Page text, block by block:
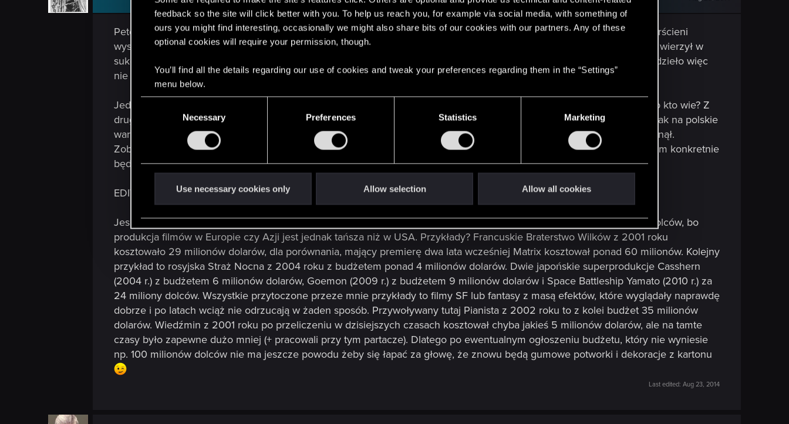
feedback so the site will click better with you. To help us reach you, for example via social media, with something of
ours you might find interesting, occasionally we might also share bits of our cookies with our partners. Any of these
optional cookies will require your permission, though.
You’ll find all the details regarding our use of cookies and tweak your preferences regarding them in the “Settings”
menu below.
e
l
c
t
o
n
Necessary Preferences Statistics Marketing
Use necessary cookies only Allow selection Allow all cookies
Peter Jackson przed Drużyną Pierścienia kręcił głównie obleśne horrorki komediowe, a jednak ekranizacja Władcy Pierścieni
wyszła naprawdę dobrze i przy okazji zgarnęła sporo Oscarów. Czy kiedy ogłoszono nazwisko reżysera każdy od razu wierzył w
sukces czy raczej "Peter Jackson? A kto to kurna jest?!"
Zawsze musi być ten pierwszy raz kiedy się zrobi większe dzieło więc
nie można od razu z góry zakładać najgorszego.
Jedyny problem jaki tu widzę to budżet, aczkolwiek jeśli postawią na produkcję międzynarodową, a nie stricte polską to kto wie? Z
drugiej strony, kiedyś Patryk Vega przymierzał się do ekranizacji Thorgala, budżet miał być ponoć spory (60 mln zł co jak na polskie
warunki jest niezłą sumką), film miał być anglojęzyczny z Clivem Owenem w roli głównej i nagle o projekcie słuch zaginął.
Zobaczymy pod koniec roku, wtedy mają być jakieś pierwsze konkrety na temat Wiedźmina. Może dowiemy się na czym konkretnie
będą bazować, kto zagra i w jakim języku oraz ile udało się wydoić kasy od inwestorów?
EDIT
Jeszcze taka jedna uwaga odnośnie budżetu po przemyśleniu. Większy budżet nie oznacza wcale kilkuset milionów dolców, bo
produkcja filmów w Europie czy Azji jest jednak tańsza niż w USA. Przykłady? Francuskie Braterstwo Wilków z 2001 roku
kosztowało 29 milionów dolarów, dla porównania, mający premierę dwa lata wcześniej Matrix kosztował ponad 60 milionów. Kolejny
przykład to rosyjska Straż Nocna z 2004 roku z budżetem ponad 4 milionów dolarów. Dwie japońskie superprodukcje Casshern
(2004 r.) z budżetem 6 milionów dolarów, Goemon (2009 r.) z budżetem 9 milionów dolarów i Space Battleship Yamato (2010 r.) za
24 miliony dolców. Wszystkie przytoczone przeze mnie przykłady to filmy SF lub fantasy z masą efektów, które wyglądały naprawdę
dobrze i po latach wciąż nie odrzucają w żaden sposób. Przywoływany tutaj Pianista z 2002 roku to z kolei budżet 35 milionów
dolarów. Wiedźmin z 2001 roku po przeliczeniu w dzisiejszych czasach kosztował chyba jakieś 5 milionów dolarów, ale na tamte
czasy było zapewne dużo mniej (+ pracowali przy tym partacze). Dlatego po ewentualnym ogłoszeniu budżetu, który nie wyniesie
np. 100 milionów dolców nie ma jeszcze powodu żeby się łapać za głowę, że znowu będą gumowe potworki i dekoracje z kartonu
Last edited: Aug 23, 2014